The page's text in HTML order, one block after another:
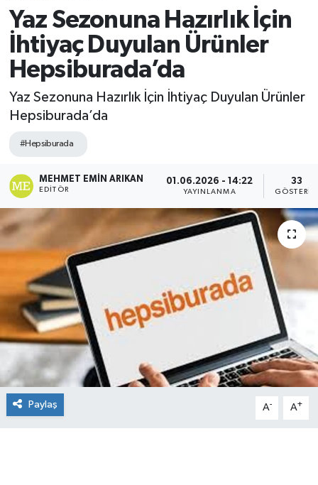
Yaz Sezonuna Hazırlık İçin
İhtiyaç Duyulan Ürünler
Hepsiburada’da
Yaz Sezonuna Hazırlık İçin İhtiyaç Duyulan Ürünler
Hepsiburada’da
#Hepsiburada
MEHMET EMIN ARIKAN
EDITÖR
01.06.2026 - 14:22
YAYINLANMA
33
GÖSTERIM
Paylaş A- A+
Tüm Manşetler
Son Dakika Haberleri